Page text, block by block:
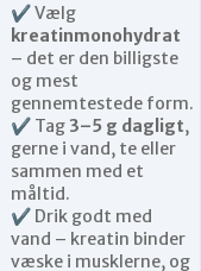
✔ Vælg
kreatinmonohydrat
– det er den billigste
og mest
gennemtestede form.
✔ Tag 3–5 g dagligt,
gerne i vand, te eller
sammen med et
måltid.
✔ Drik godt med
vand – kreatin binder
væske i musklerne, og